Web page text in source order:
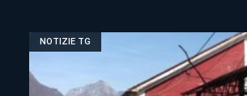
NOTIZIE TG